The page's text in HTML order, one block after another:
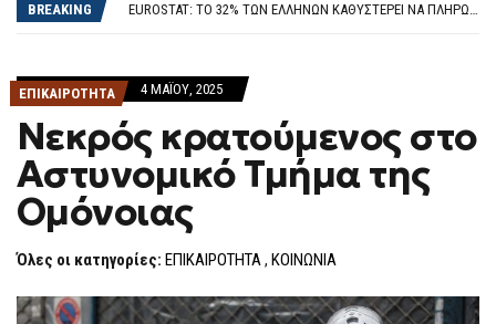
H
BREAKING
EUROSTAT: ΤΟ 32% ΤΩΝ ΕΛΛΉΝΩΝ ΚΑΘΥΣΤΕΡΕΊ ΝΑ ΠΛΗΡΏΣΕΙ ΤΟΥΣ ΛΟΓΑΡΙΑΣΜΟΎΣ ΚΟΙΝΉΣ ΩΦΈΛΕΙΑΣ
ΕΠΙΚΑΙΡΟΤΗΤΑ 4 ΜΑΪ́ΟΥ, 2025
Νεκρός κρατούμενος στο
Αστυνομικό Τμήμα της
Ομόνοιας
Όλες οι κατηγορίες: ΕΠΙΚΑΙΡΟΤΗΤΑ, ΚΟΙΝΩΝΙΑ